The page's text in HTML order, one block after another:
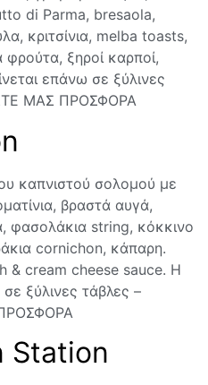
di Parma, bresaola,
κριτσίνια, melba toasts,
ξηροί καρποί,
επάνω σε ξύλινες
ΜΑΣ ΠΡΟΣΦΟΡΑ
καπνιστού σολομού με
βραστά αυγά,
φασολάκια string, κόκκινο
cornichon, κάπαρη.
& cream cheese sauce. Η
ξύλινες τάβλες –
Station